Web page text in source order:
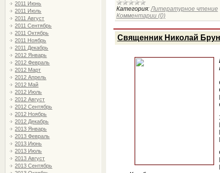
2011 Июнь
2011 Июль
2011 Август
2011 Сентябрь
2011 Октябрь
2011 Ноябрь
2011 Декабрь
2012 Январь
2012 Февраль
2012 Март
2012 Апрель
2012 Май
2012 Июль
2012 Август
2012 Сентябрь
2012 Ноябрь
2012 Декабрь
2013 Январь
2013 Февраль
2013 Июнь
2013 Июль
2013 Август
2013 Сентябрь
Категория: Литературное чтение
Комментарии (0)
Священник Николай